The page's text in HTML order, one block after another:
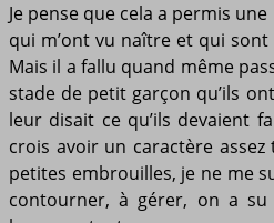
Je pense que cela a permis
qui m’ont vu naître et qui
Mais il a fallu quand même
stade de petit garçon qu’ils
leur disait ce qu’ils devaient
crois avoir un caractère
petites embrouilles, je ne me
contourner, à gérer, on a